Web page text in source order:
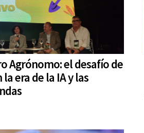
Agrónomo: el desafío de
era de la IA y las